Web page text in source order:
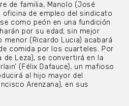
de familia, Manolo (José
oficina de empleo del sindicato
como peón en una fundición
por su edad; sin mejor
menor (Ricardo Lucia) acabará
comida por los cuarteles. Por
de Leza), se convertirá en la
(Félix Dafauce), un mafioso
al hijo mayor del
Arenzana), en sus